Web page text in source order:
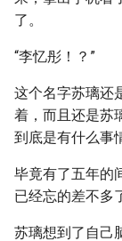
了。
“李忆彤！？”
这个名字苏璃还
着，而且还是苏
到底是有什么事
毕竟有了五年的
已经忘的差不多
苏璃想到了自己